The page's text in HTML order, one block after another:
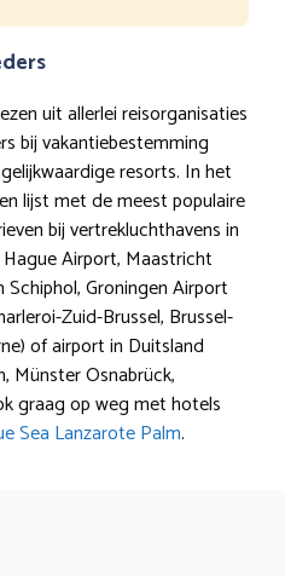
uit allerlei reisorganisaties
bij vakantiebestemming
resorts. In het
lijst met de meest populaire
bij vertrekluchthavens in
Airport, Maastricht
Groningen Airport
Zuid-Brussel, Brussel-
of airport in Duitsland
Münster Osnabrück,
graag op weg met hotels
Sea Lanzarote Palm.